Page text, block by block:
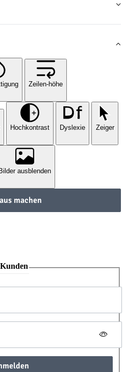
Zeilen-höhe
Hochkontrast Dyslexie Zeiger
Bilder ausblenden
machen